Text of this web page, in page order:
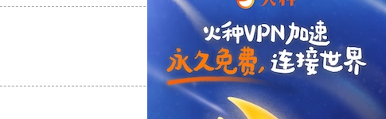
支持[0] 反对[0]